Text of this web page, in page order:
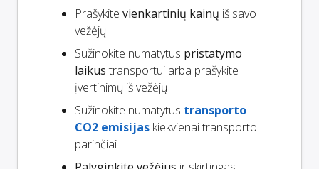
Prašykite vienkartinių kainų iš savo
vežėjų
Sužinokite numatytus pristatymo
laikus transportui arba prašykite
įvertinimų iš vežėjų
Sužinokite numatytus transporto
CO2 emisijas kiekvienai transporto
parinčiai